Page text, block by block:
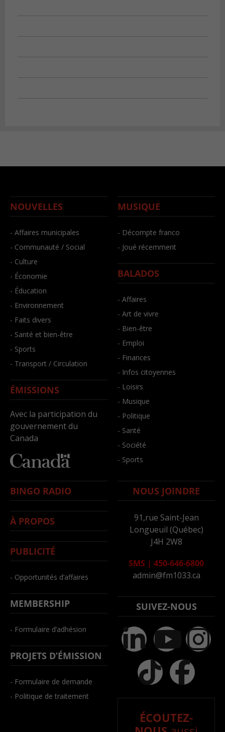
NOUVELLES
- Affaires municipales
- Communauté / Social
- Culture
- Économie
- Éducation
- Environnement
- Faits divers
- Santé et bien-être
- Sports
- Transport / Circulation
ÉMISSIONS
Avec la participation du
gouvernement du
Canada
MUSIQUE
- Décompte franco
- Joué récemment
BALADOS
- Affaires
- Art de vivre
- Bien-être
- Emploi
- Finances
- Infos citoyennes
- Loisirs
- Musique
- Politique
- Santé
- Société
- Sports
BINGO RADIO
À PROPOS
PUBLICITÉ
- Opportunités d’affaires
MEMBERSHIP
- Formulaire d’adhésion
PROJETS D’ÉMISSION
- Formulaire de demande
- Politique de traitement
NOUS JOINDRE
91,rue Saint-Jean
Longueuil (Québec)
J4H 2W8
SMS | 450-646-6800
admin@fm1033.ca
SUIVEZ-NOUS
ÉCOUTEZ-